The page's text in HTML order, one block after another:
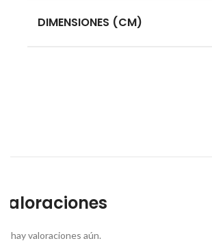
DIMENSIONES (CM)
hay valoraciones aún.